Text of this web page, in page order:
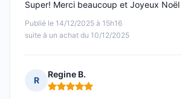
Publié le 14/12/2025 à 15h16
suite à un achat du 10/12/2025
Super! Merci beaucoup et Joyeux Noël
R
Regine B.
Note : 5 sur 5